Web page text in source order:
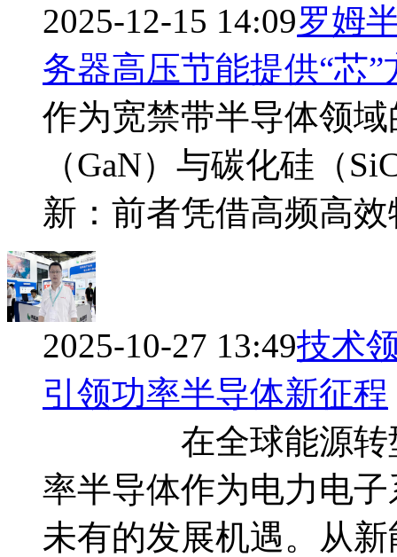
2025-12-15 14:09罗姆
务器高压节能提供“芯”
作为宽禁带半导体领
（GaN）与碳化硅（
新：前者凭借高频高
2025-10-27 13:49技术
引领功率半导体新征程
在全球能源转型
率半导体作为电力电
未有的发展机遇。从